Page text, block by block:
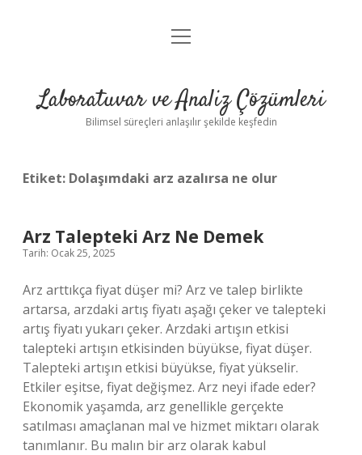
Anasayfa
Yasal Uyarı
menüyü
Laboratuvar ve Analiz Çözümleri
Bilimsel süreçleri anlaşılır şekilde keşfedin
Etiket: Dolaşımdaki arz azalırsa ne olur
Arz Talepteki Arz Ne Demek
Tarih: Ocak 25, 2025
Arz arttıkça fiyat düşer mi? Arz ve talep birlikte
artarsa, arzdaki artış fiyatı aşağı çeker ve talepteki
artış fiyatı yukarı çeker. Arzdaki artışın etkisi
talepteki artışın etkisinden büyükse, fiyat düşer.
Talepteki artışın etkisi büyükse, fiyat yükselir.
Etkiler eşitse, fiyat değişmez. Arz neyi ifade eder?
Ekonomik yaşamda, arz genellikle gerçekte
satılması amaçlanan mal ve hizmet miktarı olarak
tanımlanır. Bu malın bir arz olarak kabul